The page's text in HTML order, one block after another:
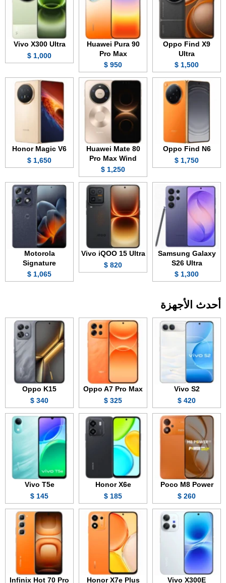
Oppo Find X9
Ultra
1,500 $
Huawei Pura 90
Pro Max
950 $
Vivo X300 Ultra
1,000 $
Oppo Find N6
1,750 $
Huawei Mate 80
Pro Max Wind
1,250 $
Honor Magic V6
1,650 $
Samsung Galaxy
S26 Ultra
1,300 $
Vivo iQOO 15 Ultra
820 $
Motorola
Signature
1,065 $
أحدث الأجهزة
Vivo S2
420 $
Oppo A7 Pro Max
325 $
Oppo K15
340 $
Poco M8 Power
260 $
Honor X6e
185 $
Vivo T5e
145 $
Vivo X300E
Honor X7e Plus
Infinix Hot 70 Pro